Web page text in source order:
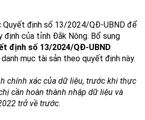
Quyết định số 13/2024/QĐ-UBND để
định của tỉnh Đắk Nông. Bổ sung
định số 13/2024/QĐ-UBND
mục tài sản theo quyết định này.
chính xác của dữ liệu, trước khi thực
cần hoàn thành nhập dữ liệu và
trở về trước.